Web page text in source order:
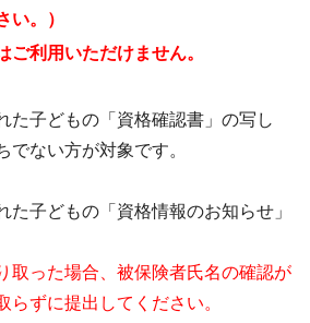
い。）
利用いただけません。
子どもの「資格確認書」の写し
でない方が対象です。
子どもの「資格情報のお知らせ」
取った場合、被保険者氏名の確認が
らずに提出してください。